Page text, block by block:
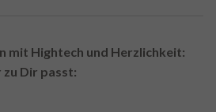
mit Hightech und Herzlichkeit:
zu Dir passt: